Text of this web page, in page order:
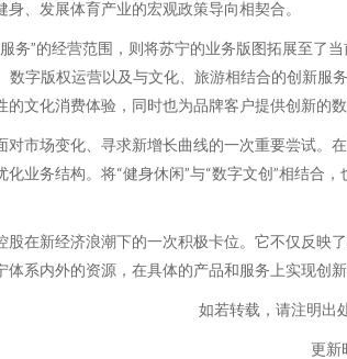
、发展体育产业的宏观政策导向相契合。
务”的经营范围，则将苏宁的业务版图拓展至了
数字版权运营以及与文化、旅游相结合的创新
文化消费体验，同时也为品牌客户提供创新的数
对市场变化、寻求新增长曲线的一次重要尝试
业务结构。将“健身休闲”与“数字文创”相结
在新经济浪潮下的一次积极卡位。它不仅反
系内外的资源，在具体的产品和服务上实现创
如若转载，请注明
更新